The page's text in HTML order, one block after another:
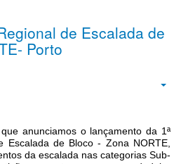
de Escalada de
Porto
anunciamos o lançamento da 1ª
Escalada de Bloco - Zona NORTE,
da escalada nas categorias Sub-